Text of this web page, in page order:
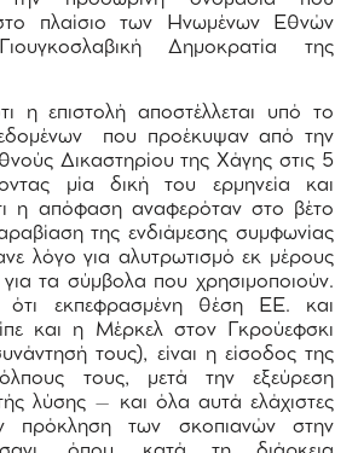
στο πλαίσιο των Ηνωμένων Εθνών
Δημοκρατία της
η επιστολή αποστέλλεται υπό το
που προέκυψαν από την
Δικαστηρίου της Χάγης στις 5
μία δική του ερμηνεία και
η απόφαση αναφερόταν στο βέτο
της ενδιάμεσης συμφωνίας
λόγο για αλυτρωτισμό εκ μέρους
τα σύμβολα που χρησιμοποιούν.
ότι εκπεφρασμένη θέση ΕΕ. και
και η Μέρκελ στον Γκρούεφσκι
τους), είναι η είσοδος της
τους, μετά την εξεύρεση
λύσης – και όλα αυτά ελάχιστες
πρόκληση των σκοπιανών στην